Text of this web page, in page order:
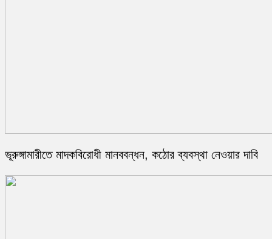
ভূরুঙ্গামারীতে মাদকবিরোধী মানববন্ধন, কঠোর ব্যবস্থা নেওয়ার দাবি